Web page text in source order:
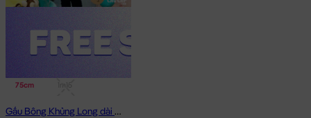
75cm
Gấu Bông Khủng Long dài nằm lông mịn mắt To